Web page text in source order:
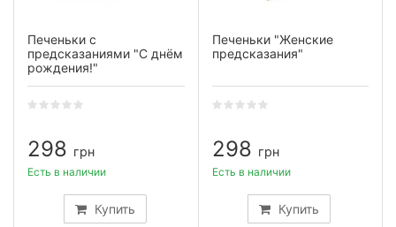
Печеньки с
предсказаниями "С днём
рождения!"
298 грн
Купить
Есть в наличии
Печеньки "Женские
предсказания"
298 грн
Купить
Есть в наличии